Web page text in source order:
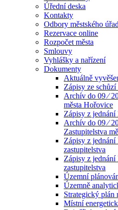
Úřední deska
Kontakty
Odbory městského
Rezervace online
Rozpočet města
Smlouvy
Vyhlášky a nařízení
Dokumenty
Aktuálně
Zápisy ze
Archív do 09 ⁄
města Hořovice
Zápisy z jednání
Archív do 09 ⁄
Zastupitelstva
Zápisy z
zastupitelstva
Zápisy z
zastupitelstva
Územní
Územně
Strategický plán
Místní